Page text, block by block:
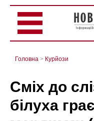
Головна > Курйози
Сміх до
білуха